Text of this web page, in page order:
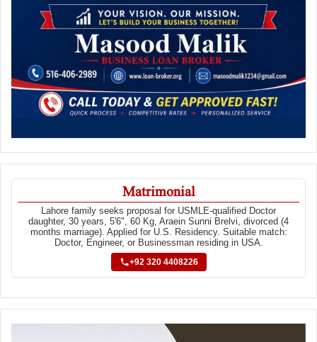
Matrimonial
Lahore family seeks proposal for USMLE-qualified Doctor
daughter, 30 years, 5'6", 60 Kg, Araein Sunni Brelvi, divorced (4
months marriage). Applied for U.S. Residency. Suitable match:
Doctor, Engineer, or Businessman residing in USA.
+92 320 4408226